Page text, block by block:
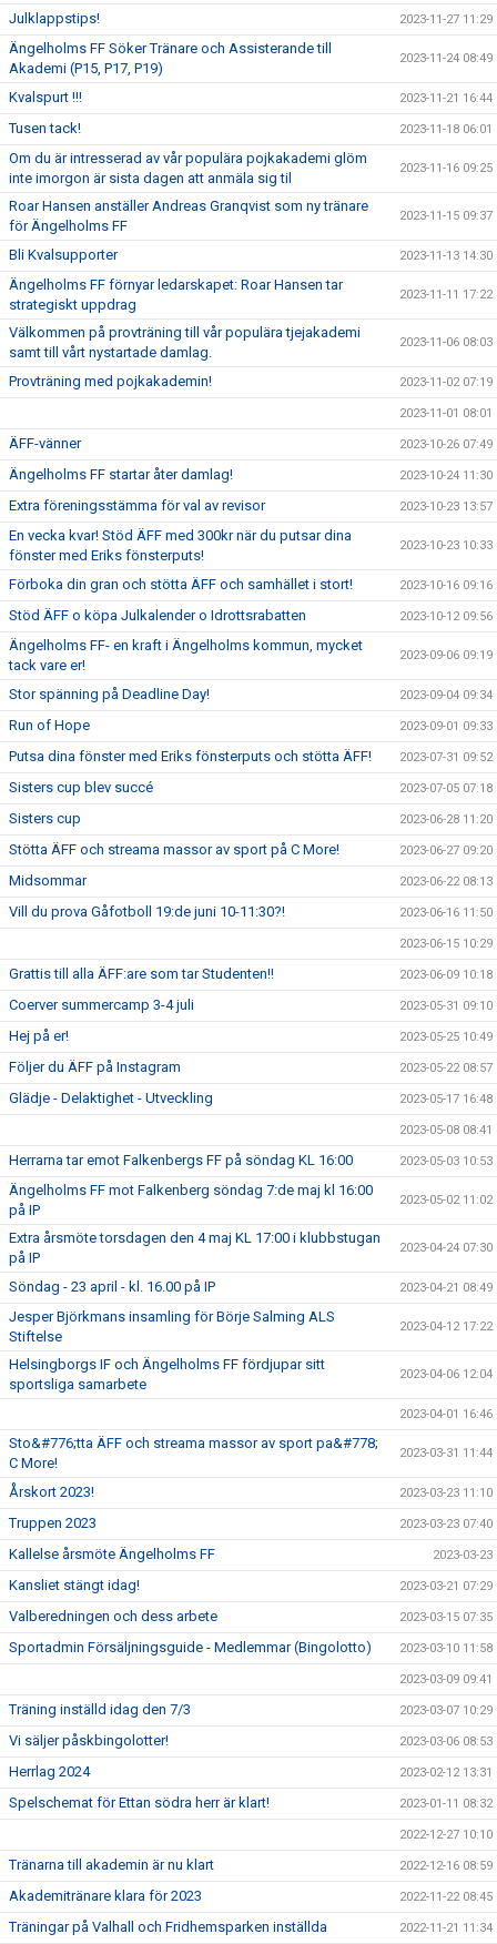
Julklappstips! 2023-11-27 11:29
Ängelholms FF Söker Tränare och Assisterande till
Akademi (P15, P17, P19)
2023-11-24 08:49
Kvalspurt !!! 2023-11-21 16:44
Tusen tack! 2023-11-18 06:01
Om du är intresserad av vår populära pojkakademi glöm
inte imorgon är sista dagen att anmäla sig til
2023-11-16 09:25
Roar Hansen anställer Andreas Granqvist som ny tränare
för Ängelholms FF
2023-11-15 09:37
Bli Kvalsupporter 2023-11-13 14:30
Ängelholms FF förnyar ledarskapet: Roar Hansen tar
strategiskt uppdrag
2023-11-11 17:22
Välkommen på provträning till vår populära tjejakademi
samt till vårt nystartade damlag.
2023-11-06 08:03
Provträning med pojkakademin! 2023-11-02 07:19
2023-11-01 08:01
ÄFF-vänner 2023-10-26 07:49
Ängelholms FF startar åter damlag! 2023-10-24 11:30
Extra föreningsstämma för val av revisor 2023-10-23 13:57
En vecka kvar! Stöd ÄFF med 300kr när du putsar dina
fönster med Eriks fönsterputs!
2023-10-23 10:33
Förboka din gran och stötta ÄFF och samhället i stort! 2023-10-16 09:16
Stöd ÄFF o köpa Julkalender o Idrottsrabatten 2023-10-12 09:56
Ängelholms FF- en kraft i Ängelholms kommun, mycket
tack vare er!
2023-09-06 09:19
Stor spänning på Deadline Day! 2023-09-04 09:34
Run of Hope 2023-09-01 09:33
Putsa dina fönster med Eriks fönsterputs och stötta ÄFF! 2023-07-31 09:52
Sisters cup blev succé 2023-07-05 07:18
Sisters cup 2023-06-28 11:20
Stötta ÄFF och streama massor av sport på C More! 2023-06-27 09:20
Midsommar 2023-06-22 08:13
Vill du prova Gåfotboll 19:de juni 10-11:30?! 2023-06-16 11:50
2023-06-15 10:29
Grattis till alla ÄFF:are som tar Studenten!! 2023-06-09 10:18
Coerver summercamp 3-4 juli 2023-05-31 09:10
Hej på er! 2023-05-25 10:49
Följer du ÄFF på Instagram 2023-05-22 08:57
Glädje - Delaktighet - Utveckling 2023-05-17 16:48
2023-05-08 08:41
Herrarna tar emot Falkenbergs FF på söndag KL 16:00 2023-05-03 10:53
Ängelholms FF mot Falkenberg söndag 7:de maj kl 16:00
på IP
2023-05-02 11:02
Extra årsmöte torsdagen den 4 maj KL 17:00 i klubbstugan
på IP
2023-04-24 07:30
Söndag - 23 april - kl. 16.00 på IP 2023-04-21 08:49
Jesper Björkmans insamling för Börje Salming ALS
Stiftelse
2023-04-12 17:22
Helsingborgs IF och Ängelholms FF fördjupar sitt
sportsliga samarbete
2023-04-06 12:04
2023-04-01 16:46
Sto&#776;tta ÄFF och streama massor av sport pa&#778;
C More!
2023-03-31 11:44
Årskort 2023! 2023-03-23 11:10
Truppen 2023 2023-03-23 07:40
Kallelse årsmöte Ängelholms FF 2023-03-23
Kansliet stängt idag! 2023-03-21 07:29
Valberedningen och dess arbete 2023-03-15 07:35
Sportadmin Försäljningsguide - Medlemmar (Bingolotto) 2023-03-10 11:58
2023-03-09 09:41
Träning inställd idag den 7/3 2023-03-07 10:29
Vi säljer påskbingolotter! 2023-03-06 08:53
Herrlag 2024 2023-02-12 13:31
Spelschemat för Ettan södra herr är klart! 2023-01-11 08:32
2022-12-27 10:10
Tränarna till akademin är nu klart 2022-12-16 08:59
Akademitränare klara för 2023 2022-11-22 08:45
Träningar på Valhall och Fridhemsparken inställda 2022-11-21 11:34